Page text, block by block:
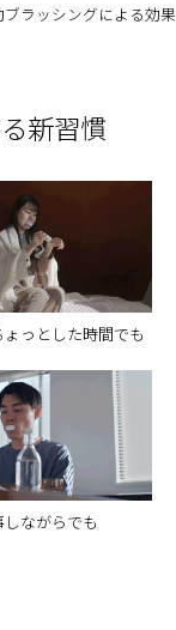
ブラッシングによる効果
新習慣
っとした時間でも
しながらでも